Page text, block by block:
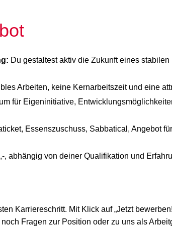
Du gestaltest aktiv die Zukunft eines
Arbeiten, keine Kernarbeitszeit und eine
für Eigeninitiative,
Essenszuschuss, Sabbatical, Angebot
, abhängig von deiner Qualifikation und
Karriereschritt. Mit Klick auf „Jetzt
Fragen zur Position oder zu uns als